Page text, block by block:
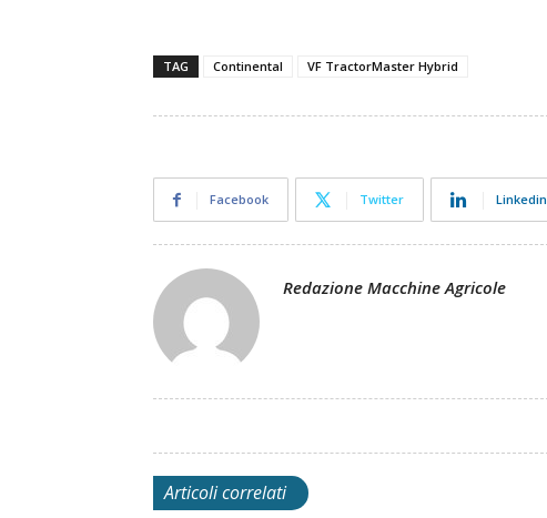
TAG Continental VF TractorMaster Hybrid
Facebook Twitter Linkedin
Redazione Macchine Agricole
Articoli correlati